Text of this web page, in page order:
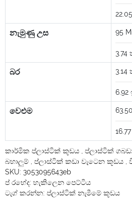
නැමුණු උස 95
3.74
බර 3.14
6.92
වෙළුම 63.50
16.77
කාර්මික ප්ලාස්ටික් කූඩය ප්ලාස්ටික්
බහාලුම්
ප්ලාස්ටික් කඩා වැටෙන කූඩය
SKU: 3053095643eb
ප් රභේද: හැකිලෙන පෙට්ටිය
ටැග් කරන්න: ප්ලාස්ටික් නැමීමේ කූඩය